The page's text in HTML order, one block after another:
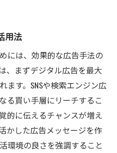
用法
には、効果的な広告手法の
、まずデジタル広告を最大
ます。SNSや検索エンジン広
る買い手層にリーチするこ
的に伝えるチャンスが増え
かした広告メッセージを作
環境の良さを強調すること